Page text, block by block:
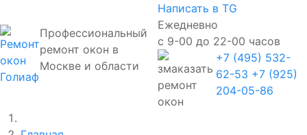
Профессиональный
ремонт окон в
Москве и области
Написать в TG
Ежедневно
с 9-00 до 22-00 часов
+7 (495) 532-
62-53 +7 (925)
204-05-86